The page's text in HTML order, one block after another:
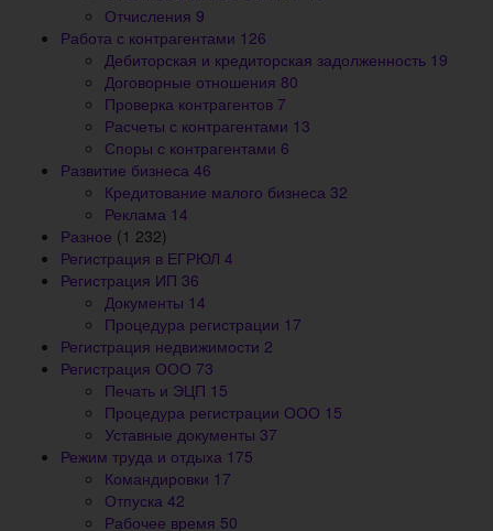
Отчисления 9
Работа с контрагентами 126
Дебиторская и кредиторская задолженность 19
Договорные отношения 80
Проверка контрагентов 7
Расчеты с контрагентами 13
Споры с контрагентами 6
Развитие бизнеса 46
Кредитование малого бизнеса 32
Реклама 14
Разное (1 232)
Регистрация в ЕГРЮЛ 4
Регистрация ИП 36
Документы 14
Процедура регистрации 17
Регистрация недвижимости 2
Регистрация ООО 73
Печать и ЭЦП 15
Процедура регистрации ООО 15
Уставные документы 37
Режим труда и отдыха 175
Командировки 17
Отпуска 42
Рабочее время 50